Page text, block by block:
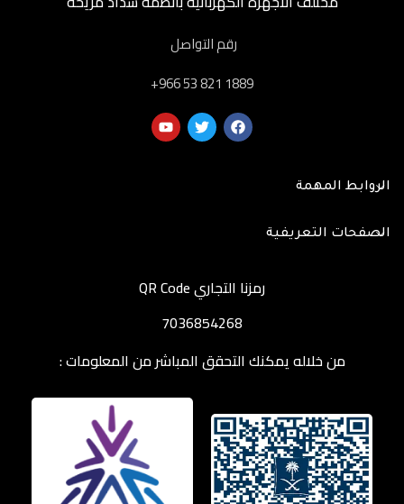
رقم التواصل
‎+966 53 821 1889
الروابط المهمة
الصفحات التعريفية
رمزنا التجاري QR Code
7036854268
من خلاله يمكنك التحقق المباشر من المعلومات :